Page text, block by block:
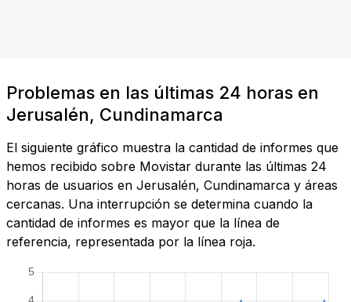
Problemas en las últimas 24 horas en
Jerusalén, Cundinamarca
El siguiente gráfico muestra la cantidad de informes que
hemos recibido sobre Movistar durante las últimas 24
horas de usuarios en Jerusalén, Cundinamarca y áreas
cercanas. Una interrupción se determina cuando la
cantidad de informes es mayor que la línea de
referencia, representada por la línea roja.